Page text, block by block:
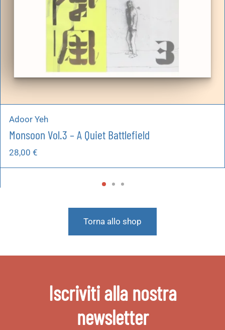
Adoor Yeh
Monsoon Vol.3 – A Quiet Battlefield
28,00 €
Torna allo shop
Iscriviti alla nostra
newsletter